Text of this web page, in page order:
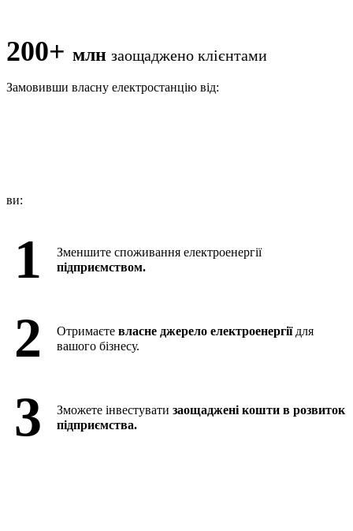
200+ млн заощаджено клієнтами
Замовивши власну електростанцію від:
ви:
1
Зменшите споживання електроенергії
підприємством.
2 Отримаєте власне джерело електроенергіїдля
вашого бізнесу.
3 Зможете інвестувати заощаджені кошти в розвиток
підприємства.